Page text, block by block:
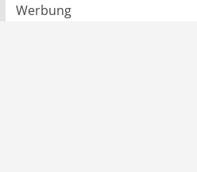
Werbung